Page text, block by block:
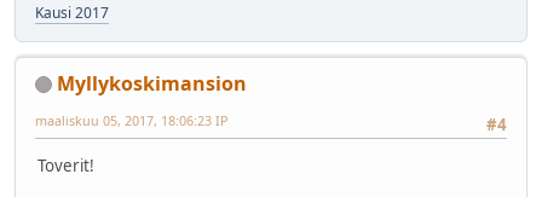
Kausi 2017
Myllykoskimansion
#4
maaliskuu 05, 2017, 18:06:23 IP
Toverit!